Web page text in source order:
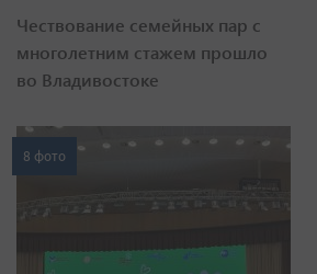
Чествование семейных пар с
многолетним стажем прошло
во Владивостоке
8 фото